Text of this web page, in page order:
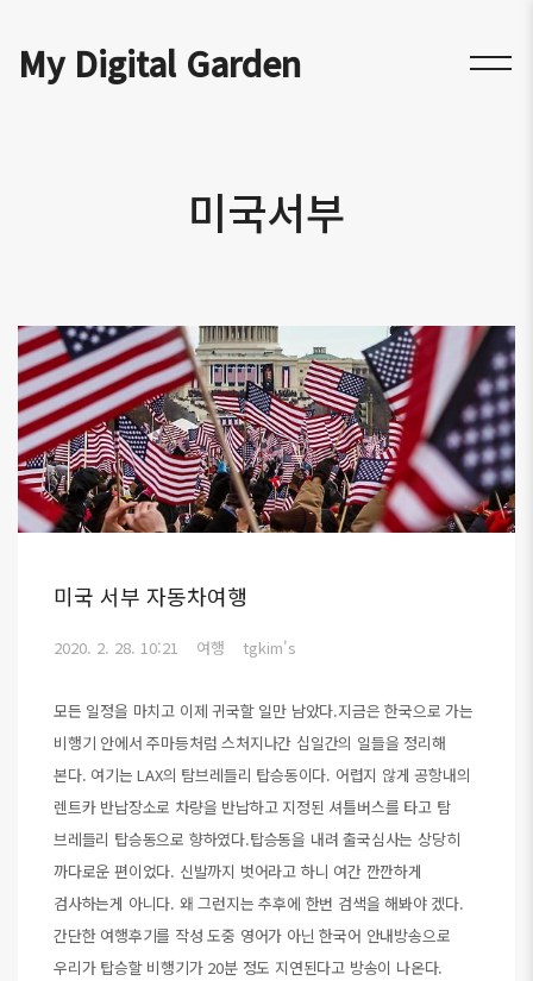
My Digital Garden
미국서부
미국 서부 자동차여행
2020. 2. 28. 10:21 여행 tgkim's
모든 일정을 마치고 이제 귀국할 일만 남았다.지금은 한국으로 가는
비행기 안에서 주마등처럼 스처지나간 십일간의 일들을 정리해
본다. 여기는 LAX의 탐브레들리 탑승동이다. 어렵지 않게 공항내의
렌트카 반납장소로 차량을 반납하고 지정된 셔틀버스를 타고 탐
브레들리 탑승동으로 향하였다.탑승동을 내려 출국심사는 상당히
까다로운 편이었다. 신발까지 벗어라고 하니 여간 깐깐하게
검사하는게 아니다. 왜 그런지는 추후에 한번 검색을 해봐야 겠다.
간단한 여행후기를 작성 도중 영어가 아닌 한국어 안내방송으로
우리가 탑승할 비행기가 20분 정도 지연된다고 방송이 나온다.